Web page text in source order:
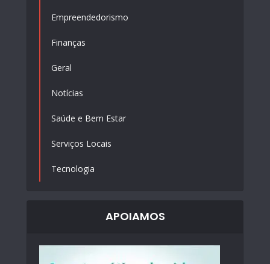
Empreendedorismo
Finanças
Geral
Notícias
Saúde e Bem Estar
Serviços Locais
Tecnologia
APOIAMOS